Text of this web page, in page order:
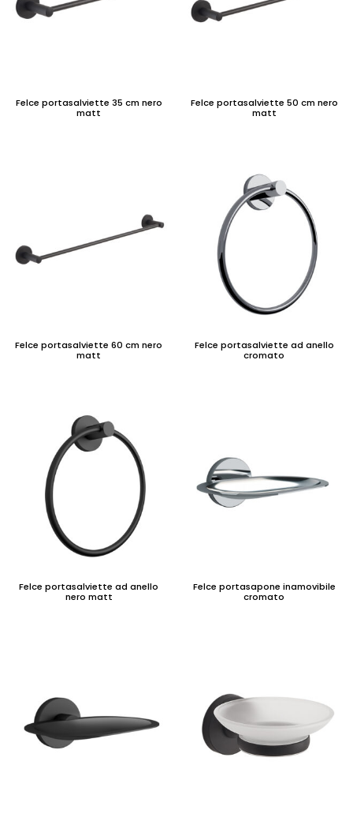
Felce portasalviette 35 cm nero
matt
Felce portasalviette 50 cm nero
matt
Felce portasalviette 60 cm nero
matt
Felce portasalviette ad anello
cromato
Felce portasalviette ad anello
nero matt
Felce portasapone inamovibile
cromato